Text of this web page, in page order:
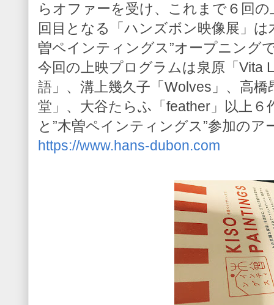
らオファーを受け、これまで６回
回目となる「ハンズボン映像展」
曽ペインティングス”オープニング
今回の上映プログラムは泉原「Vita
語」、溝上幾久子「Wolves」、高
堂」、大谷たらふ「feather」以上
と”木曽ペインティングス”参加の
https://www.hans-dubon.com